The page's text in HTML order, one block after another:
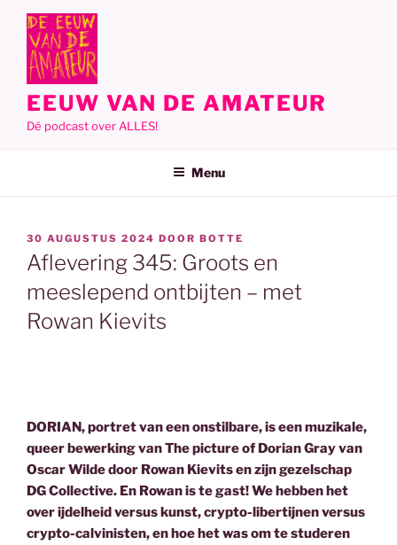
inhoud
EEUW VAN DE AMATEUR
Dé podcast over ALLES!
Menu
GEPLAATST
OP
30 AUGUSTUS 2024 DOOR BOTTE
Aflevering 345: Groots en
meeslepend ontbijten – met
Rowan Kievits
DORIAN, portret van een onstilbare, is een muzikale,
queer bewerking van The picture of Dorian Gray van
Oscar Wilde door Rowan Kievits en zijn gezelschap
DG Collective. En Rowan is te gast! We hebben het
over ijdelheid versus kunst, crypto-libertijnen versus
crypto-calvinisten, en hoe het was om te studeren